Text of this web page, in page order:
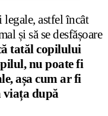
legale, astfel încât
și să se desfășoare
tatăl copilului
nu poate fi
așa cum ar fi
viața după